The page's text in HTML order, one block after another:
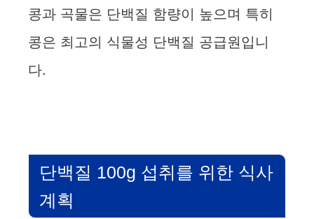
콩과 곡물은 단백질 함량이 높으며 특히
콩은 최고의 식물성 단백질 공급원입니
다.
단백질 100g 섭취를 위한 식사
계획